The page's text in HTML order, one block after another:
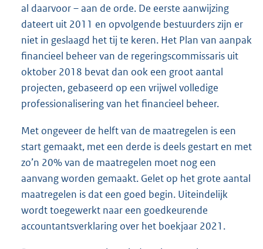
al daarvoor – aan de orde. De eerste aanwijzing
dateert uit 2011 en opvolgende bestuurders zijn er
niet in geslaagd het tij te keren. Het Plan van aanpak
financieel beheer van de regeringscommissaris uit
oktober 2018 bevat dan ook een groot aantal
projecten, gebaseerd op een vrijwel volledige
professionalisering van het financieel beheer.
Met ongeveer de helft van de maatregelen is een
start gemaakt, met een derde is deels gestart en met
zo’n 20% van de maatregelen moet nog een
aanvang worden gemaakt. Gelet op het grote aantal
maatregelen is dat een goed begin. Uiteindelijk
wordt toegewerkt naar een goedkeurende
accountantsverklaring over het boekjaar 2021.